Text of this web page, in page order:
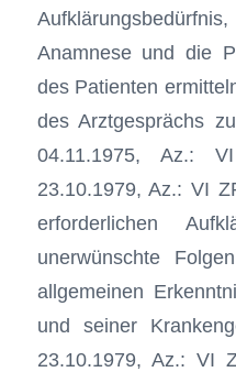
Anamnese und die
des Patienten
des Arztgesprächs
04.11.1975, Az.:
23.10.1979, Az.: VI
erforderlichen
unerwünschte
allgemeinen
und seiner
23.10.1979, Az.: VI